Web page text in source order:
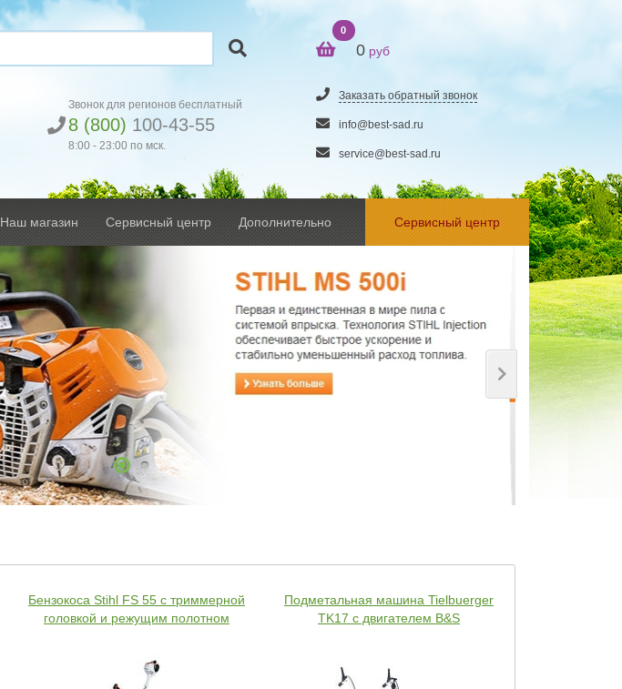
Звонок для регионов бесплатный
8 (800) 100-43-55
8:00 - 23:00 по мск.
0
0 руб
Заказать обратный звонок
info@best-sad.ru
service@best-sad.ru
Наш магазин Сервисный центр Дополнительно Сервисный центр
Next
Бензокоса Stihl FS 55 с триммерной
головкой и режущим полотном
Подметальная машина Tielbuerger
TK17 с двигателем B&S